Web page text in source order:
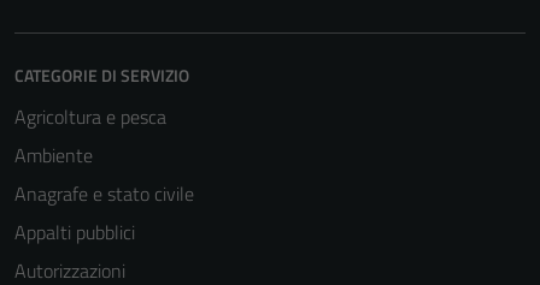
CATEGORIE DI SERVIZIO
Agricoltura e pesca
Ambiente
Anagrafe e stato civile
Appalti pubblici
Autorizzazioni